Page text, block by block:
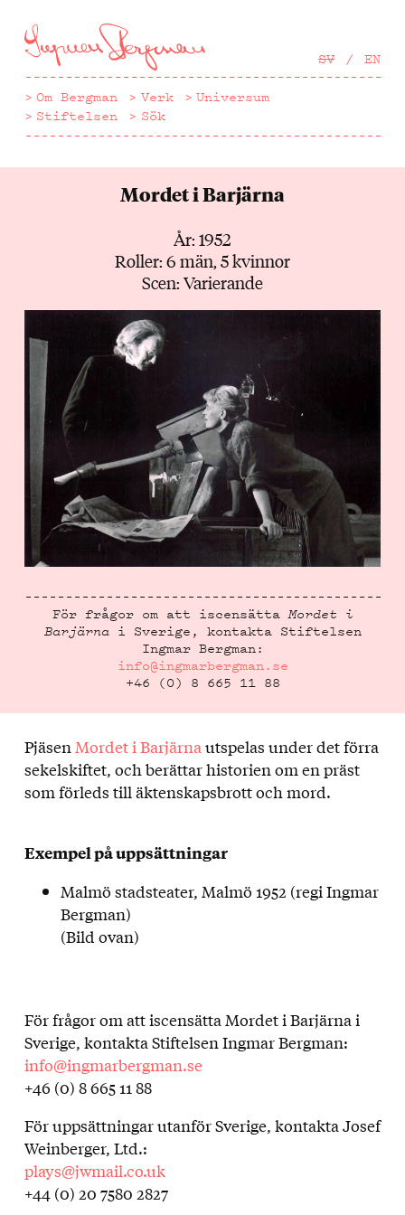
till
huvudinnehåll
SV EN
Om Bergman Verk
Universum
Stiftelsen
Sök
Mordet i Barjärna
År: 1952
Roller: 6 män, 5 kvinnor
Scen: Varierande
För frågor om att iscensättaMordet i
Barjärnai Sverige, kontakta Stiftelsen
Ingmar Bergman:
info@ingmarbergman.se
+46 (0) 8 665 11 88
PjäsenMordet i Barjärnautspelas under det förra
sekelskiftet, och berättar historien om en präst
som förleds till äktenskapsbrott och mord.
Exempel på uppsättningar
Malmö stadsteater, Malmö 1952 (regi Ingmar
Bergman)
(Bild ovan)
För frågor om att iscensätta Mordet i Barjärna i
Sverige, kontakta Stiftelsen Ingmar Bergman:
info@ingmarbergman.se
+46 (0) 8 665 11 88
För uppsättningar utanför Sverige, kontakta Josef
Weinberger, Ltd.:
plays@jwmail.co.uk
+44 (0) 20 7580 2827